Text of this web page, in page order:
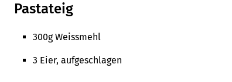
Pastateig
300g Weissmehl
3 Eier, aufgeschlagen